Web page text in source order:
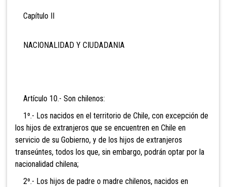
Capítulo II
NACIONALIDAD Y CIUDADANIA
Artículo 10.- Son chilenos:
1º.- Los nacidos en el territorio de Chile, con excepción de
los hijos de extranjeros que se encuentren en Chile en
servicio de su Gobierno, y de los hijos de extranjeros
transeúntes, todos los que, sin embargo, podrán optar por la
nacionalidad chilena;
2º.- Los hijos de padre o madre chilenos, nacidos en